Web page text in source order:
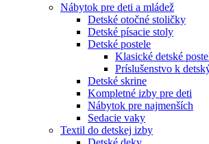
Nábytok pre deti a mládež
Detské otočné stoličky
Detské písacie stoly
Detské postele
Klasické detské
Príslušenstvo k
Detské skrine
Kompletné izby pre deti
Nábytok pre najmenších
Sedacie vaky
Textil do detskej izby